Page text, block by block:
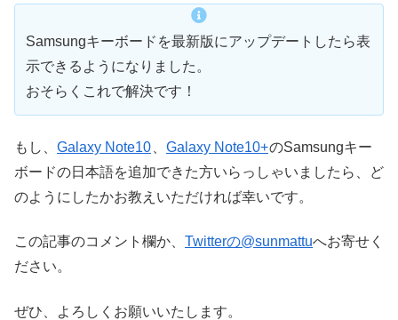
Samsungキーボードを最新版にアップデートしたら表
示できるようになりました。
おそらくこれで解決です！
もし、 Galaxy Note10 Galaxy Note10+のSamsungキー
ボードの日本語を追加できた方いらっしゃいましたら、ど
のようにしたかお教えいただければ幸いです。
この記事のコメント欄か、 Twitterの@sunmattuへお寄せく
ださい。
ぜひ、よろしくお願いいたします。